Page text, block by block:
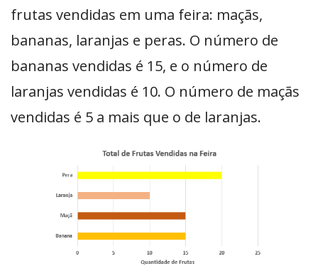
frutas vendidas em uma feira: maçãs,
bananas, laranjas e peras. O número de
bananas vendidas é 15, e o número de
laranjas vendidas é 10. O número de maçãs
vendidas é 5 a mais que o de laranjas.